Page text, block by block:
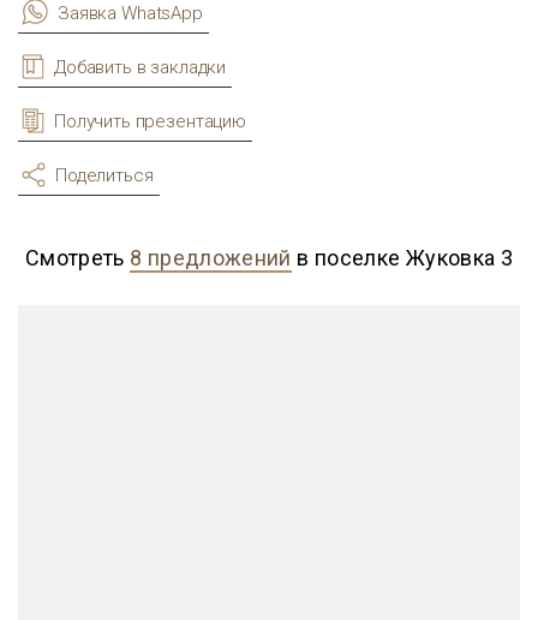
Заявка WhatsApp
Добавить в закладки
Получить презентацию
Поделиться
Смотреть 8 предложений в поселке Жуковка 3